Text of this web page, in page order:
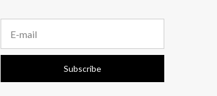
a
i
a
Subscribe